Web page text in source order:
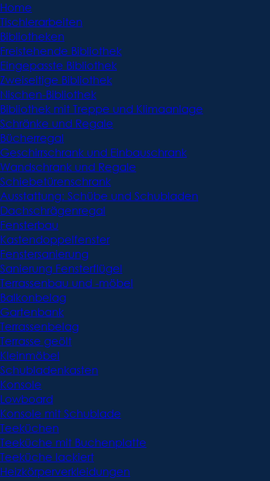
Home
Tischlerarbeiten
Bibliotheken
Freistehende Bibliothek
Eingepasste Bibliothek
Zweiseitige Bibliothek
Nischen-Bibliothek
Bibliothek mit Treppe und Klimaanlage
Schränke und Regale
Bücherregal
Geschirrschrank und Einbauschrank
Wandschrank und Regale
Schiebetürenschrank
Ausstattung: Schübe und Schubladen
Dachschrägenregal
Fensterbau
Kastendoppelfenster
Fenstersanierung
Sanierung Fensterflügel
Terrassenbau und -möbel
Balkonbelag
Gartenbank
Terrassenbelag
Terrasse geölt
Kleinmöbel
Schubladenkasten
Konsole
Lowboard
Konsole mit Schublade
Teeküchen
Teeküche mit Buchenplatte
Teeküche lackiert
Heizkörperverkleidungen